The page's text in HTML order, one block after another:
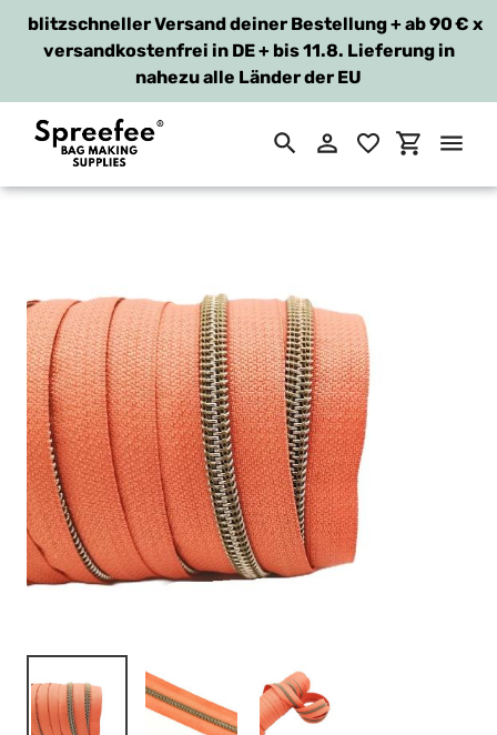
zum
blitzschneller Versand deiner Bestellung + ab 90 €
versandkostenfrei in DE + bis 11.8. Lieferung in
nahezu alle Länder der EU
x
SuchenEinloggen